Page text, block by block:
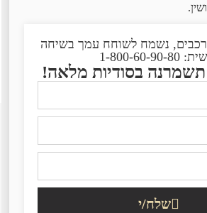
נשמח לשוחח עמך בשיחה
800-60-90-80
תשמרנה בסודיות מלאה!
שלח/י